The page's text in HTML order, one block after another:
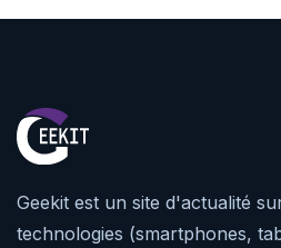
Geekit est un site d'actualité
technologies (smartphones,